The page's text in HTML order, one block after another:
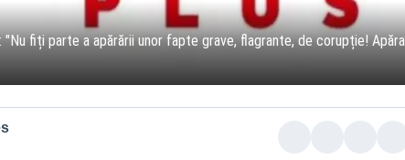
"Nu fiți parte a apărării unor fapte grave, flagrante, de corupție!